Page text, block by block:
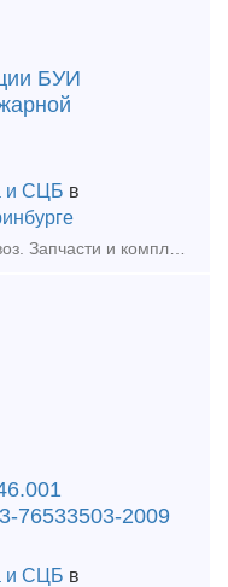
БУИ
и СЦБ в
76533503-2009
и СЦБ в